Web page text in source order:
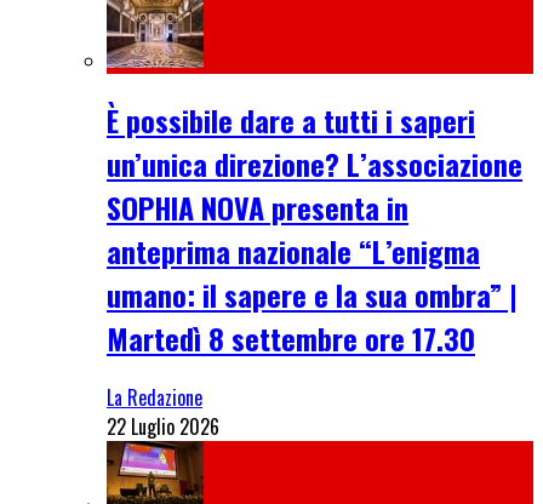
È possibile dare a tutti i saperi
un’unica direzione? L’associazione
SOPHIA NOVA presenta in
anteprima nazionale “L’enigma
umano: il sapere e la sua ombra” |
Martedì 8 settembre ore 17.30
La Redazione
22 Luglio 2026